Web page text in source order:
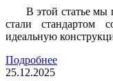
В этой статье мы
стали стандартом
идеальную
Подробнее
25.12.2025